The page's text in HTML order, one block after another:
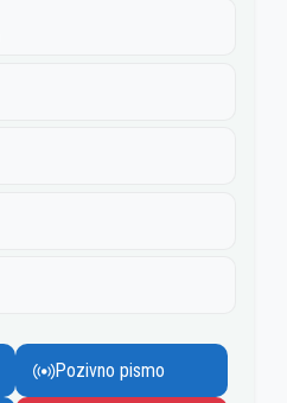
Pozivno pismo